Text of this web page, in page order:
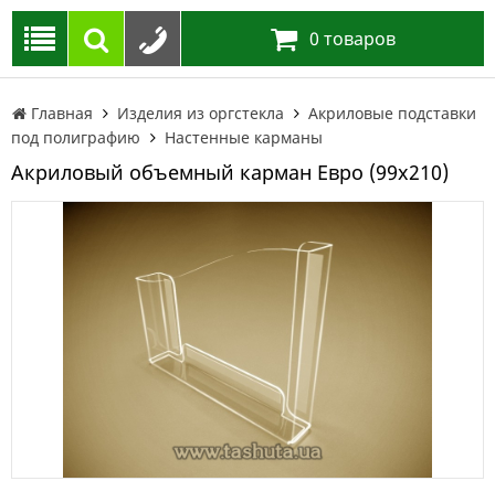
0 товаров
Главная Изделия из оргстекла
Акриловые подставки
под полиграфию
Настенные карманы
Акриловый объемный карман Евро (99х210)